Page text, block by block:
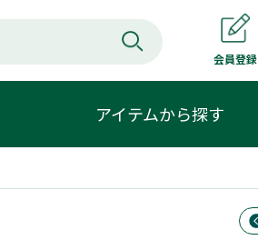
会員登録
アイテムから探す